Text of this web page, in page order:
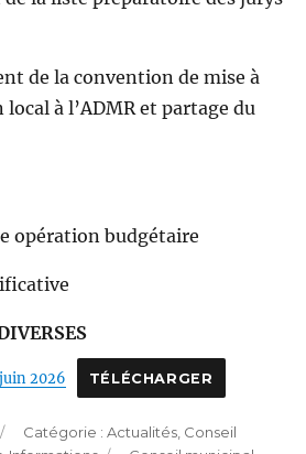
de la convention de mise à
à l’ADMR et partage du
opération budgétaire
2026 TÉLÉCHARGER
Catégories
Actualités, Conseil